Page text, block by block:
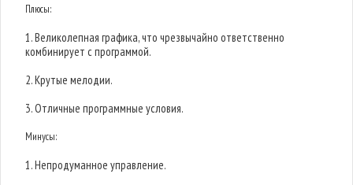
Плюсы:
1. Великолепная графика, что чрезвычайно ответственно
комбинирует с программой.
2. Крутые мелодии.
3. Отличные программные условия.
Минусы:
1. Непродуманное управление.